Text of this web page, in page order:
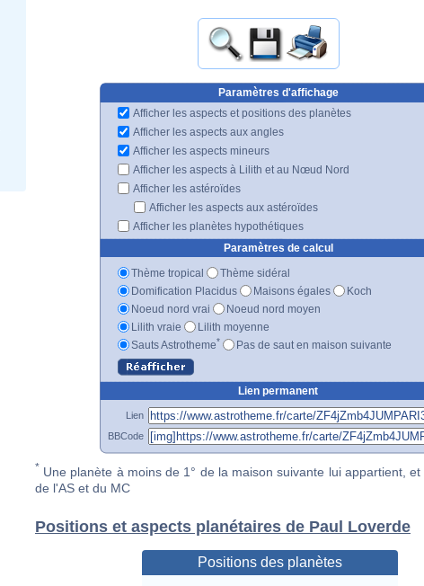
Paramètres d'affichage
Afficher les aspects et positions des planètes
Afficher les aspects aux angles
Afficher les aspects mineurs
Afficher les aspects à Lilith et au Nœud Nord
Afficher les astéroïdes
Afficher les aspects aux astéroïdes
Afficher les planètes hypothétiques
Paramètres de calcul
Thème tropical
Thème sidéral
Domification Placidus
Maisons égales
Koch
Noeud nord vrai
Noeud nord moyen
Lilith vraie
Lilith moyenne
Sauts Astrotheme* Pas de saut en maison suivante
Lien permanent
Lien
BBCode
* Une planète à moins de 1° de la maison suivante lui appartient, et
de l'AS et du MC
Positions et aspects planétaires de Paul Loverde
Positions des planètes